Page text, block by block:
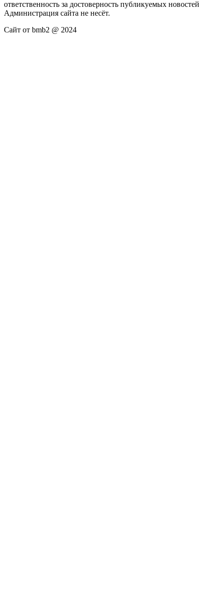
ответственность за достоверность публикуемых новостей
Администрация сайта не несёт.
Сайт от bmb2 @ 2024